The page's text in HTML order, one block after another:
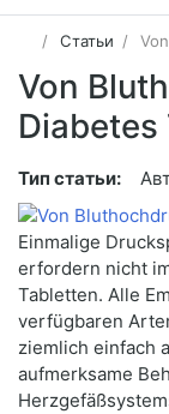
Статьи
Von
Diabetes
Тип статьи:
Einmalige
erfordern nicht
Tabletten. Alle
verfügbaren
ziemlich einfach
aufmerksame